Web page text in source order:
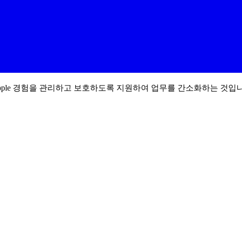
경험을 관리하고 보호하도록 지원하여 업무를 간소화하는 것입